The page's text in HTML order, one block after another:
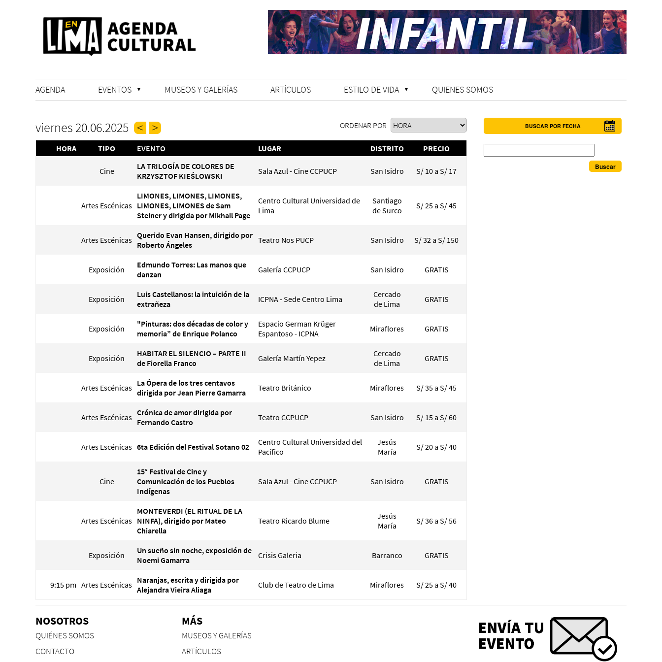
AGENDA EVENTOS MUSEOS Y GALERÍAS ARTÍCULOS ESTILO DE VIDA QUIENES SOMOS
viernes 20.06.2025 ORDENAR POR
HORA TIPO EVENTO LUGAR DISTRITO PRECIO
Cine
LA TRILOGÍA DE COLORES DE
KRZYSZTOF KIEŚLOWSKI
Sala Azul - Cine CCPUCP San Isidro S/ 10 a S/ 17
Artes Escénicas
LIMONES, LIMONES, LIMONES,
LIMONES, LIMONES de Sam
Steiner y dirigida por Mikhail Page
Centro Cultural Universidad de
Lima
Santiago
de Surco
S/ 25 a S/ 45
Artes Escénicas Querido Evan Hansen, dirigido por
Roberto Ángeles
Teatro Nos PUCP San Isidro S/ 32 a S/ 150
Exposición
Edmundo Torres: Las manos que
danzan
Galería CCPUCP San Isidro GRATIS
Exposición
Luis Castellanos: la intuición de la
extrañeza
ICPNA - Sede Centro Lima
Cercado
de Lima
GRATIS
Exposición
"Pinturas: dos décadas de color y
memoria” de Enrique Polanco
Espacio German Krüger
Espantoso - ICPNA
Miraflores GRATIS
Exposición
HABITAR EL SILENCIO – PARTE II
de Fiorella Franco
Galería Martín Yepez
Cercado
de Lima
GRATIS
Artes Escénicas La Ópera de los tres centavos
dirigida por Jean Pierre Gamarra
Teatro Británico Miraflores S/ 35 a S/ 45
Artes Escénicas Crónica de amor dirigida por
Fernando Castro
Teatro CCPUCP San Isidro S/ 15 a S/ 60
Artes Escénicas 6ta Edición del Festival Sotano 02
Centro Cultural Universidad del
Pacífico
Jesús
María
S/ 20 a S/ 40
Cine
15° Festival de Cine y
Comunicación de los Pueblos
Indígenas
Sala Azul - Cine CCPUCP San Isidro GRATIS
Artes Escénicas
MONTEVERDI (EL RITUAL DE LA
NINFA), dirigido por Mateo
Chiarella
Teatro Ricardo Blume
Jesús
María
S/ 36 a S/ 56
Exposición
Un sueño sin noche, exposición de
Noemi Gamarra
Crisis Galeria Barranco GRATIS
9:15 pm Artes Escénicas Naranjas, escrita y dirigida por
Alejandra Vieira Aliaga
Club de Teatro de Lima Miraflores S/ 25 a S/ 40
BUSCAR POR FECHA
NOSOTROS
QUIÉNES SOMOS
CONTACTO
MÁS
MUSEOS Y GALERÍAS
ARTÍCULOS